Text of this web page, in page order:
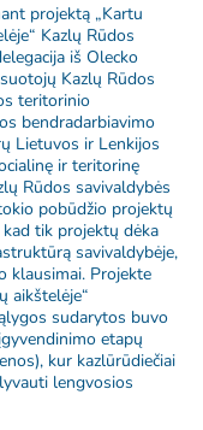
projektą „Kartu
Kazlų Rūdos
iš Olecko
Kazlų Rūdos
teritorinio
bendradarbiavimo
Lietuvos ir Lenkijos
ir teritorinę
Rūdos savivaldybės
pobūdžio projektų
tik projektų dėka
savivaldybėje,
klausimai. Projekte
aikštelėje“
sudarytos buvo
etapų
kur kazlūrūdiečiai
lengvosios